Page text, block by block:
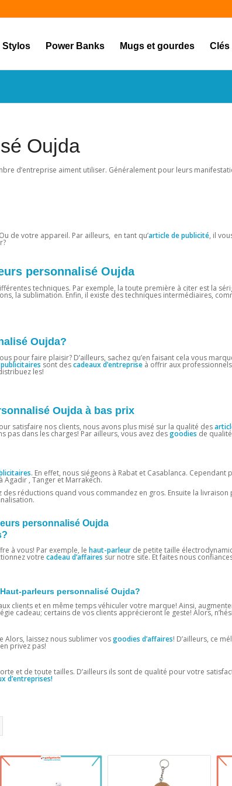
Stylos Power Banks Mugs et gourdes Clés
Oujda
d’entreprise aiment utiliser. Généralement pour leurs
de votre appareil. Par ailleurs, en tant qu’article de publicité, il
personnalisé Oujda
techniques. Par exemple, la toute première à citer est la
la sublimation. Enfin, il existe des techniques intermédiaires,
Oujda?
pour faire plaisir? D’ailleurs, sachez qu’en faisant cela vous
sont descadeauxd’entreprise à offrir aux
les!
Oujda à bas prix
satisfaire nos clients, nous avons plus misé sur la qualité des
pas dans les charges! Par ailleurs, vous avez desgoodies de
. En effet, nous siégeons à Rabat et Casablanca. Cependant
Agadir , Tanger et Marrakech.
des réductions quand vous commandez en gros. Ensuite la
personnalisé Oujda
à vous! Par exemple, le haut-parleur de petite taille
votre cadeau d’affaires sur notre site. Et faites nous
parleurs personnalisé Oujda?
clients et en même temps véhiculer votre marque! Ainsi,
cadeau; certains de vos clients apprécieront le geste! Alors,
Alors, laissez nous sublimer vosgoodies d’affaires! D’ailleurs, ce
privez pas!
et de toute tailles. D’ailleurs ils sont de qualité pour votre
d’entreprises!